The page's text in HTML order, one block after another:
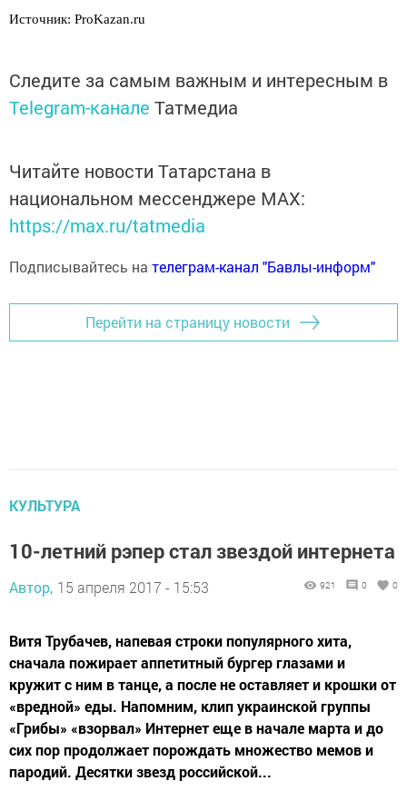
Источник: ProKazan.ru
Следите за самым важным и интересным в
Telegram-канале Татмедиа
Читайте новости Татарстана в
национальном мессенджере MАХ:
https://max.ru/tatmedia
Подписывайтесь на телеграм-канал "Бавлы-информ"
Перейти на страницу новости
КУЛЬТУРА
10-летний рэпер стал звездой интернета
Автор, 15 апреля 2017 - 15:53 921 0 0
Витя Трубачев, напевая строки популярного хита,
сначала пожирает аппетитный бургер глазами и
кружит с ним в танце, а после не оставляет и крошки от
«вредной» еды. Напомним, клип украинской группы
«Грибы» «взорвал» Интернет еще в начале марта и до
сих пор продолжает порождать множество мемов и
пародий. Десятки звезд российской...